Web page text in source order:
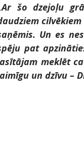
šo dzejoļu
Un es
pat
meklēt
un dzīvu –